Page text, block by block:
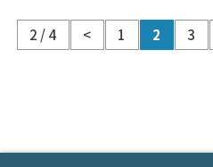
2 / 4 < 1 2 3